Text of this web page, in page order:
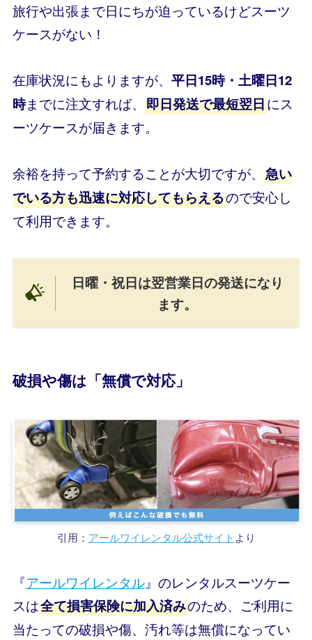
旅行や出張まで日にちが迫っているけどスーツ
ケースがない！
在庫状況にもよりますが、 平日15時・土曜日12
時までに注文すれば、 即日発送で最短翌日にス
ーツケースが届きます。
余裕を持って予約することが大切ですが、 急い
でいる方も迅速に対応してもらえるので安心し
て利用できます。
日曜・祝日は翌営業日の発送になり
ます。
破損や傷は「無償で対応」
引用： アールワイレンタル公式サイト より
『アールワイレンタル』のレンタルスーツケー
スは全て損害保険に加入済みのため、ご利用に
当たっての破損や傷、汚れ等は無償になってい